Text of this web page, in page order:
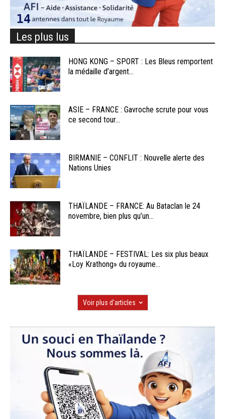
Les plus lus
HONG KONG – SPORT : Les Bleus remportent
la médaille d’argent...
ASIE – FRANCE : Gavroche scrute pour vous
ce second tour...
BIRMANIE – CONFLIT : Nouvelle alerte des
Nations Unies
THAÏLANDE – FRANCE: Au Bataclan le 24
novembre, bien plus qu’un...
THAÏLANDE – FESTIVAL: Les six plus beaux
«Loy Krathong» du royaume...
Voir plus d'articles